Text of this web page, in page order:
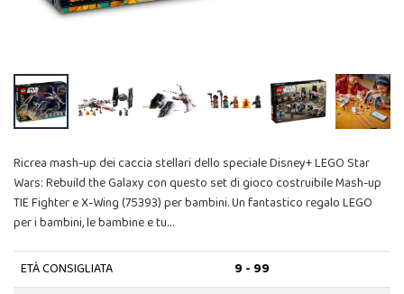
Ricrea mash-up dei caccia stellari dello speciale Disney+ LEGO Star
Wars: Rebuild the Galaxy con questo set di gioco costruibile Mash-up
TIE Fighter e X-Wing (75393) per bambini. Un fantastico regalo LEGO
per i bambini, le bambine e tu…
ETÀ CONSIGLIATA
9 - 99